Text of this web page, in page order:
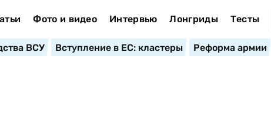
Фото и видео Интервью Лонгриды Тесты
ВСУ Вступление в ЕС: кластеры Реформа армии